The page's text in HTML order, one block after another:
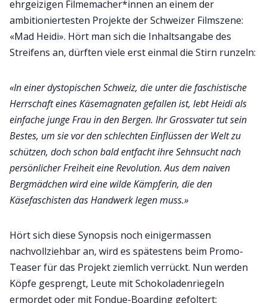
ehrgeizigen Filmemacher*innen an einem der
ambitioniertesten Projekte der Schweizer Filmszene:
«Mad Heidi». Hört man sich die Inhaltsangabe des
Streifens an, dürften viele erst einmal die Stirn runzeln:
«In einer dystopischen Schweiz, die unter die faschistische
Herrschaft eines Käsemagnaten gefallen ist, lebt Heidi als
einfache junge Frau in den Bergen. Ihr Grossvater tut sein
Bestes, um sie vor den schlechten Einflüssen der Welt zu
schützen, doch schon bald entfacht ihre Sehnsucht nach
persönlicher Freiheit eine Revolution. Aus dem naiven
Bergmädchen wird eine wilde Kämpferin, die den
Käsefaschisten das Handwerk legen muss.»
Hört sich diese Synopsis noch einigermassen
nachvollziehbar an, wird es spätestens beim Promo-
Teaser für das Projekt ziemlich verrückt. Nun werden
Köpfe gesprengt, Leute mit Schokoladenriegeln
ermordet oder mit Fondue-Boarding gefoltert: